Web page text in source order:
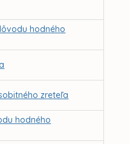
hodného
zreteľa
hodného